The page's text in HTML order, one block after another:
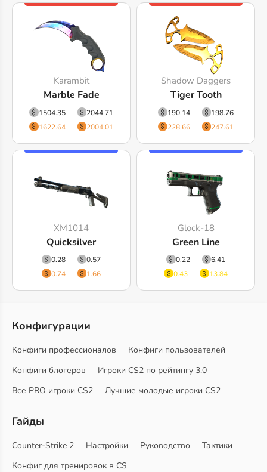
Karambit
Marble Fade
1504.35
2044.71
1622.64
2004.01
Shadow Daggers
Tiger Tooth
190.14
198.76
228.66
247.61
XM1014
Quicksilver
0.28
0.57
0.74
1.66
Glock-18
Green Line
0.22
6.41
0.43
13.84
Конфигурации
Конфиги профессионалов
Конфиги пользователей
Конфиги блогеров
Игроки CS2 по рейтингу 3.0
Все PRO игроки CS2
Лучшие молодые игроки CS2
Гайды
Counter-Strike 2 Настройки Руководство
Тактики
Конфиг для тренировок в CS